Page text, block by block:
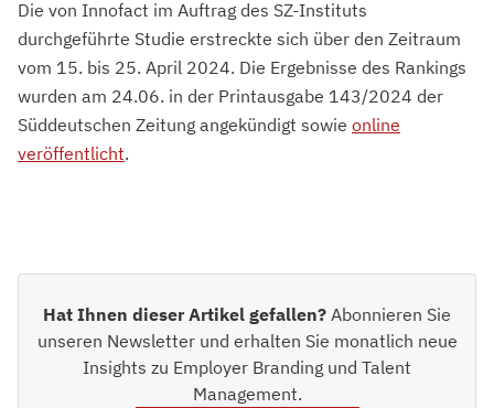
Die von Innofact im Auftrag des SZ-Instituts
durchgeführte Studie erstreckte sich über den Zeitraum
vom 15. bis 25. April 2024. Die Ergebnisse des Rankings
wurden am 24.06. in der Printausgabe 143/2024 der
Süddeutschen Zeitung angekündigt sowie online
veröffentlicht.
Hat Ihnen dieser Artikel gefallen? Abonnieren Sie
unseren Newsletter und erhalten Sie monatlich neue
Insights zu Employer Branding und Talent
Management.